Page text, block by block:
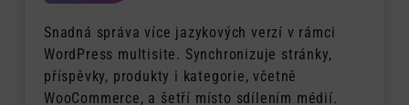
Snadná správa více jazykových verzí v rámci
WordPress multisite. Synchronizuje stránky,
příspěvky, produkty i kategorie, včetně
WooCommerce, a šetří místo sdílením médií.